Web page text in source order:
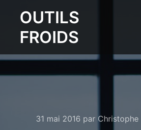
OUTILS
FROIDS
31 mai 2016 par Christophe